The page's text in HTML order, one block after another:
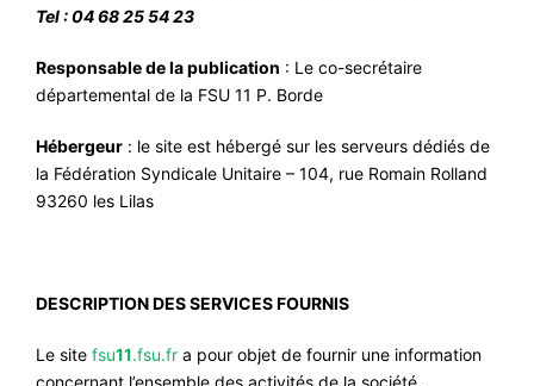
LA FSU 11
DOSSIERS
PUBLICATIONS
CONTACT
#FORMATION
#COMMUNIQUÉS
Tel : 04 68 25 54 23
Responsable de la publication : Le co-secrétaire
départemental de la FSU 11 P. Borde
Hébergeur : le site est hébergé sur les serveurs dédiés de
la Fédération Syndicale Unitaire – 104, rue Romain Rolland
93260 les Lilas
DESCRIPTION DES SERVICES FOURNIS
Le site fsu11.fsu.fr a pour objet de fournir une information
concernant l’ensemble des activités de la société.